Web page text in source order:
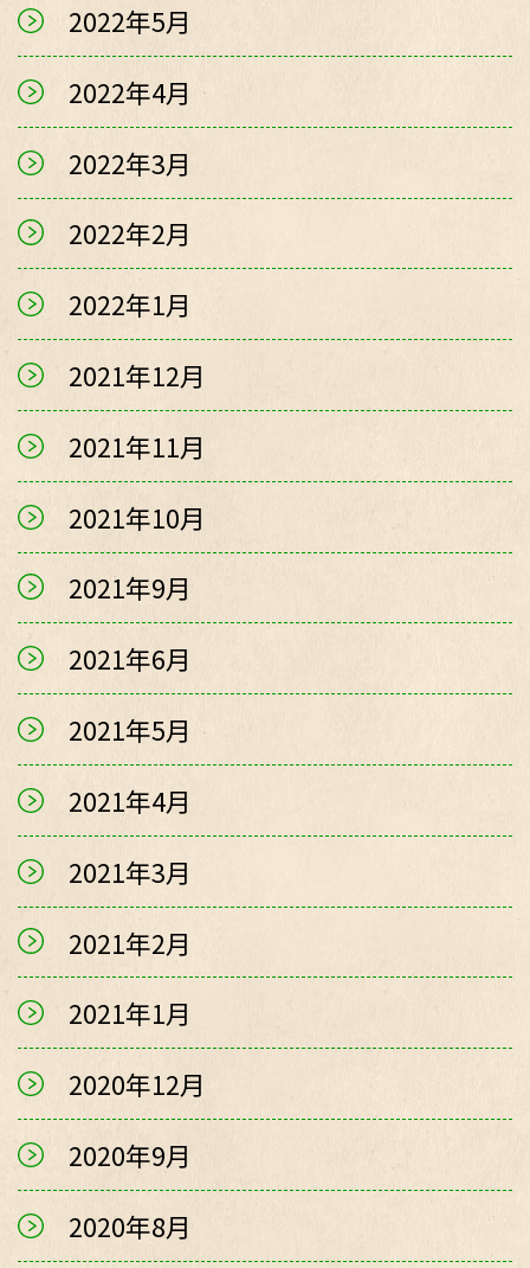
2022年5月
2022年4月
2022年3月
2022年2月
2022年1月
2021年12月
2021年11月
2021年10月
2021年9月
2021年6月
2021年5月
2021年4月
2021年3月
2021年2月
2021年1月
2020年12月
2020年9月
2020年8月